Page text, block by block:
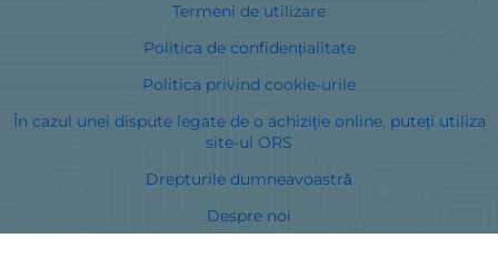
Termeni de utilizare
Politica de confidențialitate
Politica privind cookie-urile
În cazul unei dispute legate de o achiziție online, puteți utiliza
site-ul ORS
Drepturile dumneavoastră
Despre noi